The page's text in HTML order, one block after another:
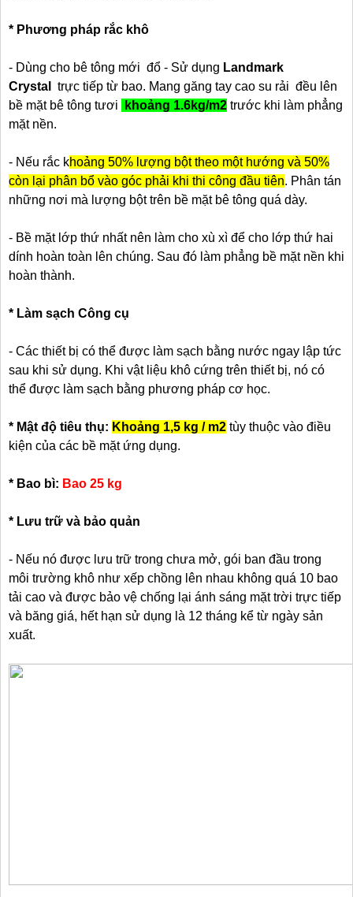
* Phương pháp rắc khô
- Dùng cho bê tông mới đổ - Sử dụng Landmark
Crystal
trực tiếp từ bao. Mang găng tay cao su rải đều lên
bề mặt bê tông tươi khoảng 1.6kg/m2 trước khi làm phẳng
mặt nền.
- Nếu rắc khoảng 50% lượng bột theo một hướng và 50%
còn lại phân bổ vào góc phải khi thi công đầu tiên. Phân tán
những nơi mà lượng bột trên bề mặt bê tông quá dày.
- Bề mặt lớp thứ nhất nên làm cho xù xì để cho lớp thứ hai
dính hoàn toàn lên chúng. Sau đó làm phẳng bề mặt nền khi
hoàn thành.
* Làm sạch Công cụ
- Các thiết bị có thể được làm sạch bằng nước ngay lập tức
sau khi sử dụng. Khi vật liệu khô cứng trên thiết bị, nó có
thể được làm sạch bằng phương pháp cơ học.
* Mật độ tiêu thụ: Khoảng 1,5 kg / m2 tùy thuộc vào điều
kiện của các bề mặt ứng dụng.
* Bao bì: Bao 25 kg
* Lưu trữ và bảo quản
- Nếu nó được lưu trữ trong chưa mở, gói ban đầu trong
môi trường khô như xếp chồng lên nhau không quá 10 bao
tải cao và được bảo vệ chống lại ánh sáng mặt trời trực tiếp
và băng giá, hết hạn sử dụng là 12 tháng kể từ ngày sản
xuất.